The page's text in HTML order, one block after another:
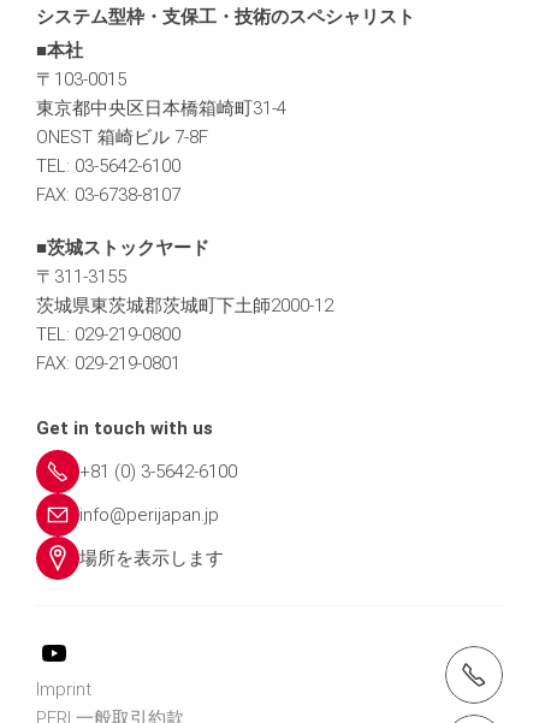
システム型枠・支保工・技術のスペシャリスト
■本社
〒103-0015
東京都中央区日本橋箱崎町31-4
ONEST 箱崎ビル 7-8F
TEL: 03-5642-6100
FAX: 03-6738-8107
■茨城ストックヤード
〒311-3155
茨城県東茨城郡茨城町下土師2000-12
TEL: 029-219-0800
FAX: 029-219-0801
Get in touch with us
+81 (0) 3-5642-6100
info@perijapan.jp
場所を表示します
Imprint
PERI 一般取引約款